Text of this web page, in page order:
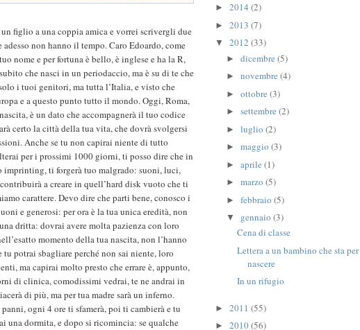
figlio a una coppia amica e vorrei scrivergli due
non hanno il tempo. Caro Edoardo, come
nome e per fortuna è bello, è inglese e ha la R,
che nasci in un periodaccio, ma è su di te che
i tuoi genitori, ma tutta l’Italia, e visto che
e a questo punto tutto il mondo. Oggi, Roma,
è un dato che accompagnerà il tuo codice
certo la città della tua vita, che dovrà svolgersi
Anche se tu non capirai niente di tutto
per i prossimi 1000 giorni, ti posso dire che in
imprinting, ti forgerà tuo malgrado: suoni, luci,
a creare in quell’hard disk vuoto che ti
carattere. Devo dire che parti bene, conosco i
e generosi: per ora è la tua unica eredità, non
dritta: dovrai avere molta pazienza con loro
momento della tua nascita, non l’hanno
tu potrai sbagliare perché non sai niente, loro
ma capirai molto presto che errare è, appunto,
di clinica, comodissimi vedrai, te ne andrai in
di più, ma per tua madre sarà un inferno.
ogni 4 ore ti sfamerà, poi ti cambierà e tu
una dormita, e dopo si ricomincia: se qualche
► 2014 (2)
► 2013 (7)
▼ 2012 (33)
► dicembre (5)
► novembre (4)
► ottobre (3)
► settembre (2)
► luglio (2)
► maggio (3)
► aprile (1)
► marzo (5)
► febbraio (5)
▼ gennaio (3)
Cena di classe
Lettera a un bambino che sta per
nascere
In un rifugio
► 2011 (55)
► 2010(56)